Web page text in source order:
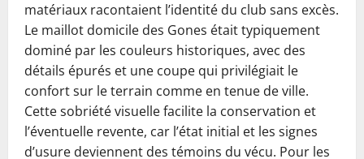
matériaux racontaient l’identité du club sans excès.
Le maillot domicile des Gones était typiquement
dominé par les couleurs historiques, avec des
détails épurés et une coupe qui privilégiait le
confort sur le terrain comme en tenue de ville.
Cette sobriété visuelle facilite la conservation et
l’éventuelle revente, car l’état initial et les signes
d’usure deviennent des témoins du vécu. Pour les